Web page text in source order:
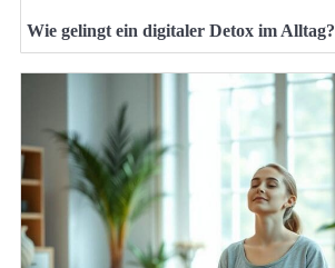
Wie gelingt ein digitaler Detox im Alltag?